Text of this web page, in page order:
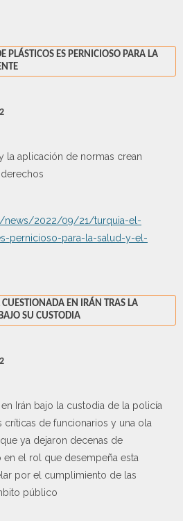
PLÁSTICOS ES PERNICIOSO PARA LA
la aplicación de normas crean
news/2022/09/21/turquia-el-
pernicioso-para-la-salud-y-el-
EN IRÁN TRAS LA
SU CUSTODIA
Irán bajo la custodia de la policía
críticas de funcionarios y una ola
ya dejaron decenas de
el rol que desempeña esta
por el cumplimiento de las
público